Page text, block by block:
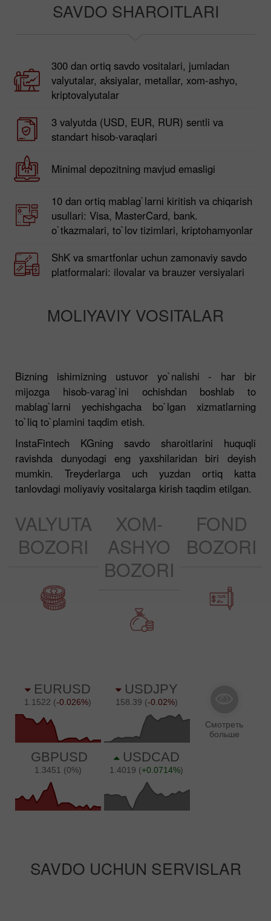
SAVDO SHAROITLARI
300 dan ortiq savdo vositalari, jumladan
valyutalar, aksiyalar, metallar, xom-ashyo,
kriptovalyutalar
3 valyutda (USD, EUR, RUR) sentli va
standart hisob-varaqlari
Minimal depozitning mavjud emasligi
10 dan ortiq mablag`larni kiritish va chiqarish
usullari: Visa, MasterCard, bank.
o`tkazmalari, to`lov tizimlari, kriptohamyonlar
ShK va smartfonlar uchun zamonaviy savdo
platformalari: ilovalar va brauzer versiyalari
MOLIYAVIY VOSITALAR
Bizning ishimizning ustuvor yo`nalishi - har bir
mijozga hisob-varag`ini ochishdan boshlab to
mablag`larni yechishgacha bo`lgan xizmatlarning
to`liq to`plamini taqdim etish.
InstaFintech KGning savdo sharoitlarini huquqli
ravishda dunyodagi eng yaxshilaridan biri deyish
mumkin. Treyderlarga uch yuzdan ortiq katta
tanlovdagi moliyaviy vositalarga kirish taqdim etilgan.
VALYUTA
BOZORI
XOM-
ASHYO
BOZORI
FOND
BOZORI
SAVDO UCHUN SERVISLAR